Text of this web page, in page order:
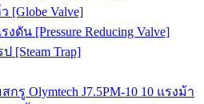
[Globe Valve]
ดัน [Pressure Reducing Valve]
[Steam Trap]
รู Olymtech J7.5PM-10 10 แรงม้า